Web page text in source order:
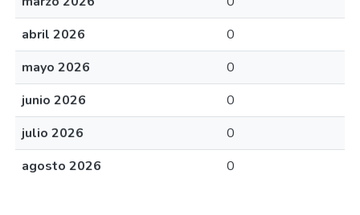
abril 2026
0
mayo 2026
0
junio 2026
0
julio 2026
0
agosto 2026
0